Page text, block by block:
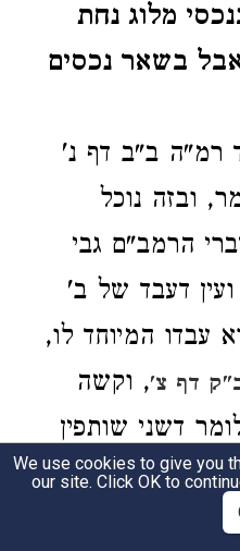
מלוג נחת
בשאר נכסים
רמ"ה ב"ב דף נ'
ובזה נוכל
הרמב"ם גבי
ועין דעבד של ב'
עבדו המיוחד לו,
דף צ', וקשה
דשני שותפין
ולפ"ז נוכל
ודאי
We use cookies to give you
our site. Click OK to